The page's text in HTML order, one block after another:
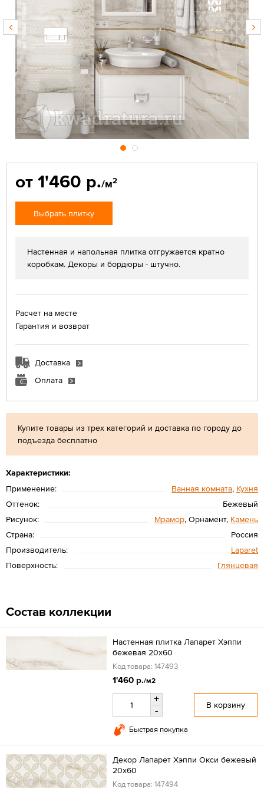
Купите товары из трех категорий и доставка по городу до
подъезда бесплатно
Характеристики:
Применение:
Ванная комната, Кухня
Оттенок:
Бежевый
Рисунок:
Мрамор, Орнамент, Камень
Страна:
Россия
Производитель:
Laparet
Поверхность:
Глянцевая
от 1'460 р./м2
Выбрать плитку
Настенная и напольная плитка отгружается кратно
коробкам. Декоры и бордюры - штучно.
Расчет на месте
Гарантия и возврат
Доставка
Оплата
Состав коллекции
Настенная плитка Лапарет Хэппи
бежевая 20x60
Код товара: 147493
1'460 р./м2
+
-
В корзину
Быстрая покупка
Декор Лапарет Хэппи Окси бежевый
20x60
Код товара: 147494